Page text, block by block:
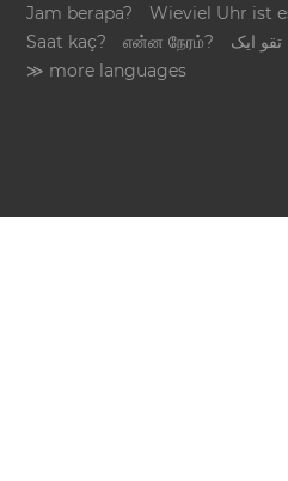
Jam berapa?
Wieviel Uhr ist
Saat kaç?
என்ன நேரம்?
ایک
≫ more languages